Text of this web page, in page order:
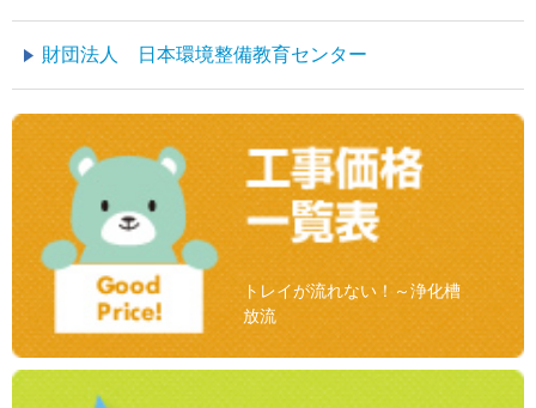
財団法人 日本環境整備教育センター
トレイが流れない！～浄化槽
放流